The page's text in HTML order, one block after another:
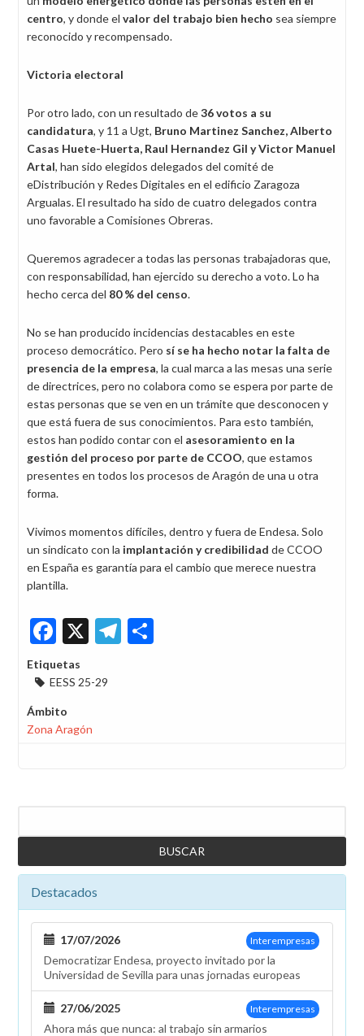
centro, y donde el valor del trabajo bien hecho sea siempre
reconocido y recompensado.
Victoria electoral
Por otro lado, con un resultado de36 votos a su
candidatura, y 11 a Ugt, Bruno Martinez Sanchez, Alberto
Casas Huete-Huerta, Raul Hernandez Gil y Victor Manuel
Artal, han sido elegidos delegados del comité de
eDistribución y Redes Digitales en el edificio Zaragoza
Argualas. El resultado ha sido de cuatro delegados contra
uno favorable a Comisiones Obreras.
Queremos agradecer a todas las personas trabajadoras que,
con responsabilidad, han ejercido su derecho a voto. Lo ha
hecho cerca del 80 % del censo.
No se han producido incidencias destacables en este
proceso democrático. Pero sí se ha hecho notar la falta de
presencia de la empresa, la cual marca a las mesas una serie
de directrices, pero no colabora como se espera por parte de
estas personas que se ven en un trámite que desconocen y
que está fuera de sus conocimientos. Para esto también,
estos han podido contar con el asesoramiento en la
gestión del proceso por parte de CCOO, que estamos
presentes en todos los procesos de Aragón de una u otra
forma.
Vivimos momentos difíciles, dentro y fuera de Endesa. Solo
un sindicato con la implantación y credibilidad de CCOO
en España es garantía para el cambio que merece nuestra
plantilla.
Facebook
X Telegram
Etiquetas
EESS 25-29
Ámbito
Zona Aragón
Destacados
Interempresas
17/07/2026
Democratizar Endesa, proyecto invitado por la
Universidad de Sevilla para unas jornadas europeas
Interempresas
27/06/2025
Ahora más que nunca: al trabajo sin armarios